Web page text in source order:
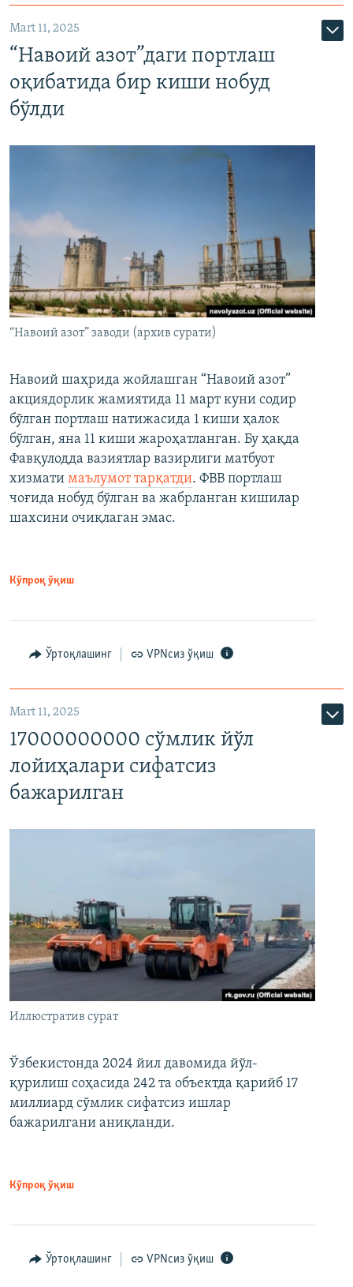
Mart 11, 2025
“Навоий азот”даги портлаш
оқибатида бир киши нобуд
бўлди
“Навоий азот” заводи (архив сурати)
Навоий шаҳрида жойлашган “Навоий азот”
акциядорлик жамиятида 11 март куни содир
бўлган портлаш натижасида 1 киши ҳалок
бўлган, яна 11 киши жароҳатланган. Бу ҳақда
Фавқулодда вазиятлар вазирлиги матбуот
хизмати маълумот тарқатди. ФВВ портлаш
чоғида нобуд бўлган ва жабрланган кишилар
шахсини очиқлаган эмас.
Кўпроқ ўқиш
Ўртоқлашинг VPNсиз ўқиш
Mart 11, 2025
17000000000 сўмлик йўл
лойиҳалари сифатсиз
бажарилган
Иллюстратив сурат
Ўзбекистонда 2024 йил давомида йўл-
қурилиш соҳасида 242 та объектда қарийб 17
миллиард сўмлик сифатсиз ишлар
бажарилгани аниқланди.
Кўпроқ ўқиш
Ўртоқлашинг VPNсиз ўқиш